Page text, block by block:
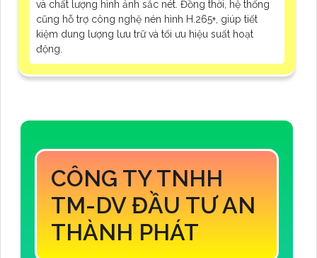
và chất lượng hình ảnh sắc nét. Đồng thời, hệ thống
cũng hỗ trợ công nghệ nén hình H.265+, giúp tiết
kiệm dung lượng lưu trữ và tối ưu hiệu suất hoạt
động.
CÔNG TY TNHH
TM-DV ĐẦU TƯ AN
THÀNH PHÁT